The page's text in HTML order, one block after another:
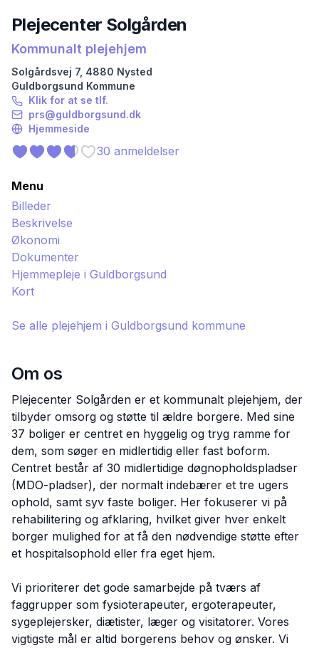
Plejecenter Solgården
Kommunalt plejehjem
Solgårdsvej 7, 4880 Nysted
Guldborgsund Kommune
Klik for at se tlf.
prs@guldborgsund.dk
Hjemmeside
30 anmeldelser
Menu
Billeder
Beskrivelse
Økonomi
Dokumenter
Hjemmepleje i Guldborgsund
Kort
Se alle plejehjem i Guldborgsund kommune
Om os
Plejecenter Solgården er et kommunalt plejehjem, der
tilbyder omsorg og støtte til ældre borgere. Med sine
37 boliger er centret en hyggelig og tryg ramme for
dem, som søger en midlertidig eller fast boform.
Centret består af 30 midlertidige døgnopholdspladser
(MDO-pladser), der normalt indebærer et tre ugers
ophold, samt syv faste boliger. Her fokuserer vi på
rehabilitering og afklaring, hvilket giver hver enkelt
borger mulighed for at få den nødvendige støtte efter
et hospitalsophold eller fra eget hjem.
Vi prioriterer det gode samarbejde på tværs af
faggrupper som fysioterapeuter, ergoterapeuter,
sygeplejersker, diætister, læger og visitatorer. Vores
vigtigste mål er altid borgerens behov og ønsker. Vi